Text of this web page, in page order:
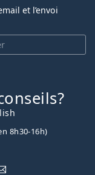
et l’envoi
8h30-16h)